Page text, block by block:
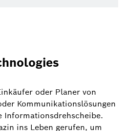
oder Planer von
Kommunikationslösungen
Informationsdrehscheibe.
ins Leben gerufen, um